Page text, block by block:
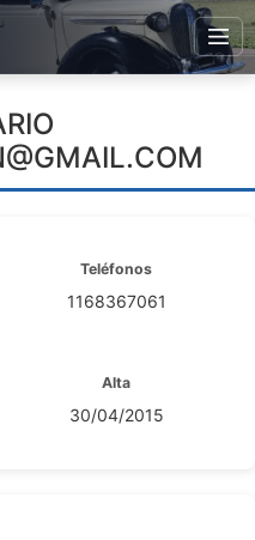
Teléfonos
1168367061
Alta
30/04/2015